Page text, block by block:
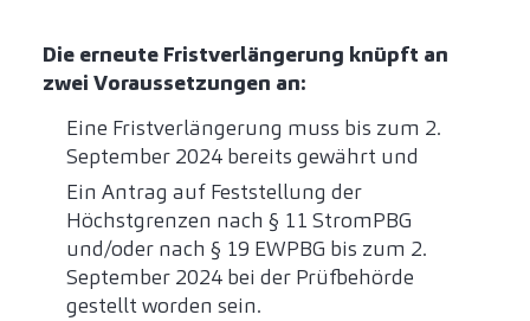
Die erneute Fristverlängerung knüpft an
zwei Voraussetzungen an:
Eine Fristverlängerung muss bis zum 2.
September 2024 bereits gewährt und
Ein Antrag auf Feststellung der
Höchstgrenzen nach § 11 StromPBG
und/oder nach § 19 EWPBG bis zum 2.
September 2024 bei der Prüfbehörde
gestellt worden sein.